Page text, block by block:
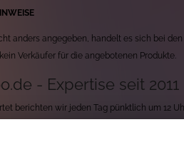
anders angegeben, handelt es sich bei
Verkäufer für die angebotenen Produkte.
- Expertise seit 2011
berichten wir jeden Tag pünktlich um 12
Jahren Erfahrung, exzellentem Wissen